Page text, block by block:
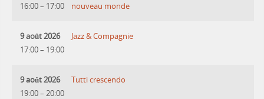
16:00– 17:00
nouveau monde
9 août 2026
17:00– 19:00
Jazz & Compagnie
9 août 2026
19:00– 20:00
Tutti crescendo